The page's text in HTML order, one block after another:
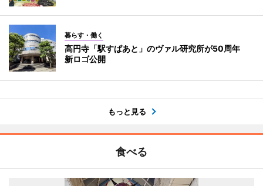
暮らす・働く
高円寺「駅すぱあと」のヴァル研究所が50周年
新ロゴ公開
もっと見る
食べる